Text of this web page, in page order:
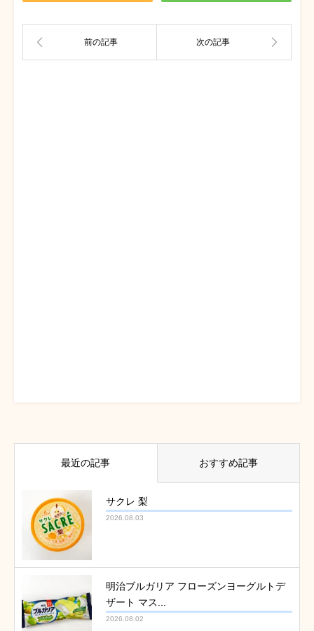
最近の記事 おすすめ記事
サクレ 梨
2026.08.03
明治ブルガリア フローズンヨーグルトデ
ザート マス...
2026.08.02